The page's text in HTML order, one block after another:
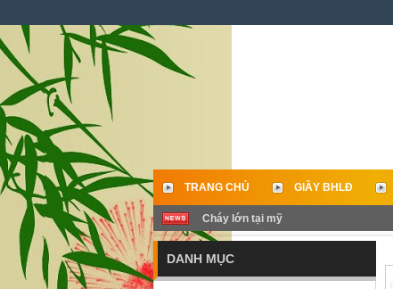
TRANG CHỦ GIẦY BHLĐ
LIÊN HỆ
Cháy lớn tại mỹ
DANH MỤC